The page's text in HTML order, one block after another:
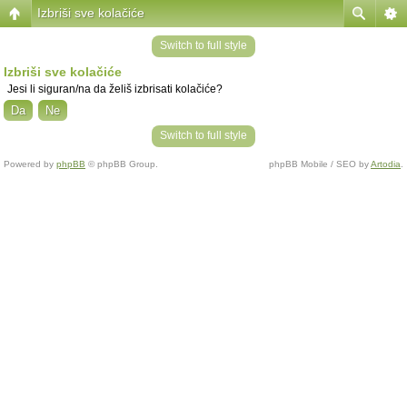
Izbriši sve kolačiće
Switch to full style
Izbriši sve kolačiće
Jesi li siguran/na da želiš izbrisati kolačiće?
Switch to full style
Powered by phpBB © phpBB Group. phpBB Mobile / SEO byArtodia